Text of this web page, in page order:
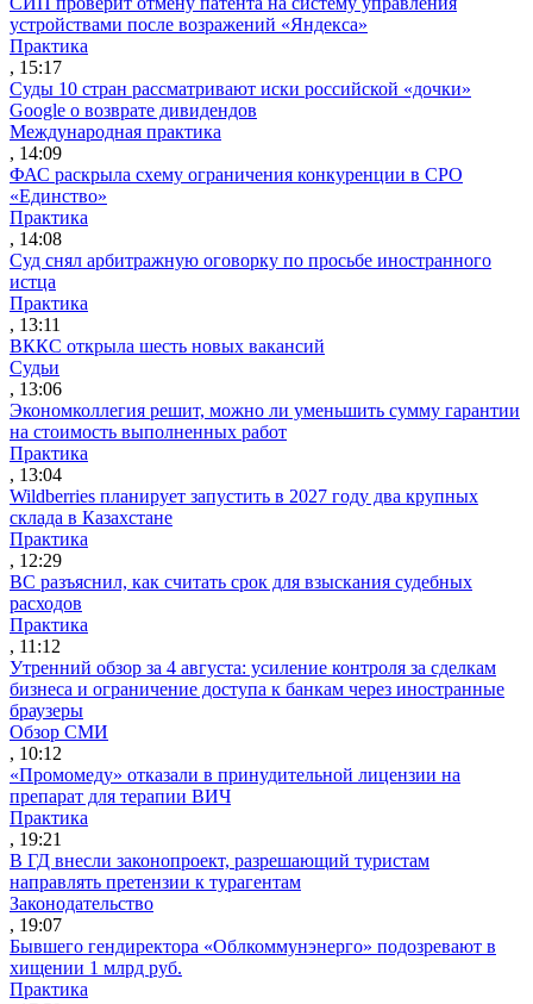
устройствами после возражений «Яндекса»
Практика
, 15:17
Суды 10 стран рассматривают иски российской «дочки»
Google о возврате дивидендов
Международная практика
, 14:09
ФАС раскрыла схему ограничения конкуренции в СРО
«Единство»
Практика
, 14:08
Суд снял арбитражную оговорку по просьбе иностранного
истца
Практика
, 13:11
ВККС открыла шесть новых вакансий
Судьи
, 13:06
Экономколлегия решит, можно ли уменьшить сумму гарантии
на стоимость выполненных работ
Практика
, 13:04
Wildberries планирует запустить в 2027 году два крупных
склада в Казахстане
Практика
, 12:29
ВС разъяснил, как считать срок для взыскания судебных
расходов
Практика
, 11:12
Утренний обзор за 4 августа: усиление контроля за сделкам
бизнеса и ограничение доступа к банкам через иностранные
браузеры
Обзор СМИ
, 10:12
«Промомеду» отказали в принудительной лицензии на
препарат для терапии ВИЧ
Практика
, 19:21
В ГД внесли законопроект, разрешающий туристам
направлять претензии к турагентам
Законодательство
, 19:07
Бывшего гендиректора «Облкоммунэнерго» подозревают в
хищении 1 млрд руб.
Практика